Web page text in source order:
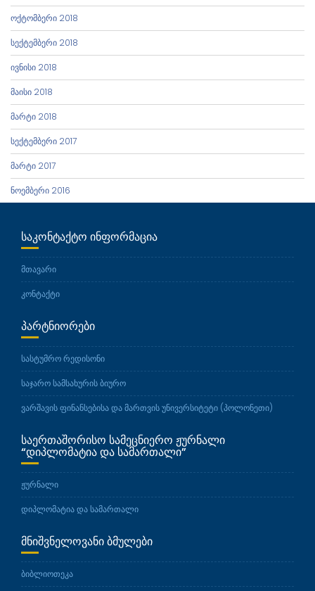
ოქტომბერი 2018
სექტემბერი 2018
ივნისი 2018
მაისი 2018
მარტი 2018
სექტემბერი 2017
მარტი 2017
ნოემბერი 2016
ᲡᲐᲙᲝᲜᲢᲐᲥᲢᲝ ᲘᲜᲤᲝᲠᲛᲐᲪᲘᲐ
მთავარი
კონტაქტი
ᲞᲐᲠᲢᲜᲘᲝᲠᲔᲑᲘ
სასტუმრო რედისონი
საჯარო სამსახურის ბიურო
ვარშავის ფინანსებისა და მართვის უნივერსიტეტი (პოლონეთი)
ᲡᲐᲔᲠᲗᲐᲨᲝᲠᲘᲡᲝ ᲡᲐᲛᲔᲪᲜᲘᲔᲠᲝ ᲟᲣᲠᲜᲐᲚᲘ
“ᲓᲘᲞᲚᲝᲛᲐᲢᲘᲐ ᲓᲐ ᲡᲐᲛᲐᲠᲗᲐᲚᲘ”
ჟურნალი
დიპლომატია და სამართალი
ᲛᲜᲘᲨᲕᲜᲔᲚᲝᲕᲐᲜᲘ ᲑᲛᲣᲚᲔᲑᲘ
ბიბლიოთეკა